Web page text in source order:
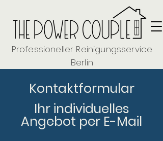
Professioneller Reinigungsservice
Berlin
Kontaktformular
Ihr individuelles
Angebot per E-Mail